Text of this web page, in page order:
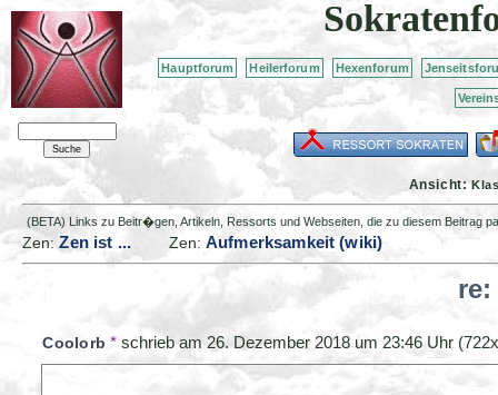
Hauptforum Heilerforum Hexenforum
Ansicht:
(BETA) Links zu Beitr�gen, Artikeln, Ressorts und Webseiten, die zu diesem Beitrag
Zen:Zen ist ... Zen:Aufmerksamkeit (wiki)
re:
Coolorb *schrieb am26. Dezember 2018 um 23:46 Uhr